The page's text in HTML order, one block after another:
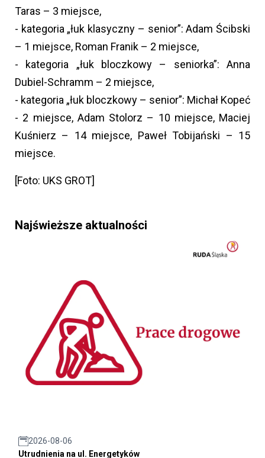
Taras – 3 miejsce,
- kategoria „łuk klasyczny – senior”: Adam Ścibski
– 1 miejsce, Roman Franik – 2 miejsce,
- kategoria „łuk bloczkowy – seniorka”: Anna
Dubiel-Schramm – 2 miejsce,
- kategoria „łuk bloczkowy – senior”: Michał Kopeć
- 2 miejsce, Adam Stolorz – 10 miejsce, Maciej
Kuśnierz – 14 miejsce, Paweł Tobijański – 15
miejsce.
[Foto: UKS GROT]
Najświeższe aktualności
2026-08-06
Utrudnienia na ul. Energetyków